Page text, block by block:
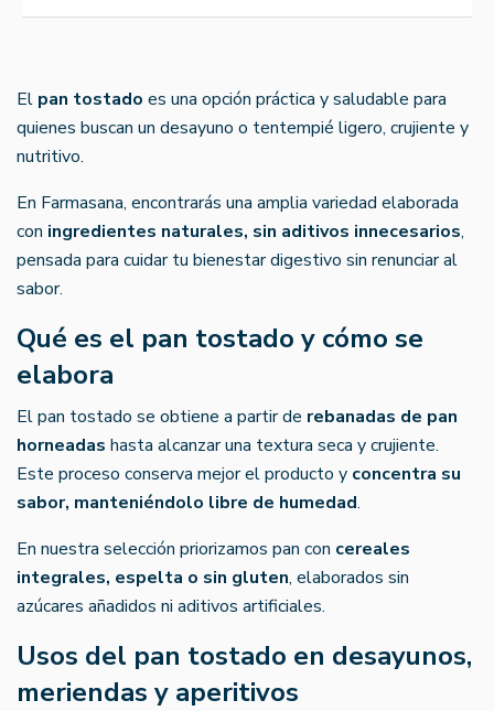
El pan tostado es una opción práctica y saludable para
quienes buscan un desayuno o tentempié ligero, crujiente y
nutritivo.
En Farmasana, encontrarás una amplia variedad elaborada
con ingredientes naturales, sin aditivos innecesarios,
pensada para cuidar tu bienestar digestivo sin renunciar al
sabor.
Qué es el pan tostado y cómo se
elabora
El pan tostado se obtiene a partir de rebanadas de pan
horneadas hasta alcanzar una textura seca y crujiente.
Este proceso conserva mejor el producto y concentra su
sabor, manteniéndolo libre de humedad.
En nuestra selección priorizamos pan con cereales
integrales, espelta o sin gluten, elaborados sin
azúcares añadidos ni aditivos artificiales.
Usos del pan tostado en desayunos,
meriendas y aperitivos